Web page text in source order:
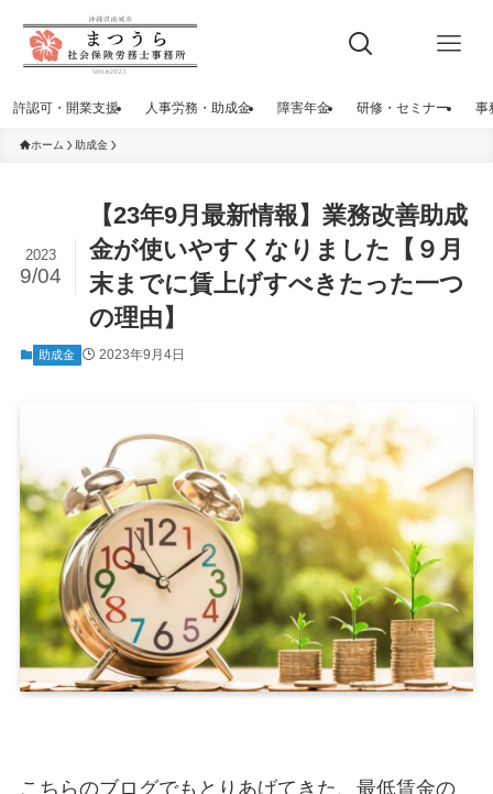
許認可・開業支援 人事労務・助成金 障害年金 研修・セミナー 事
ホーム 助成金
【23年9月最新情報】業務改善助成
金が使いやすくなりました【９月
末までに賃上げすべきたった一つ
の理由】
2023
9/04
助成金 2023年9月4日
こちらのブログでもとりあげてきた、最低賃金の